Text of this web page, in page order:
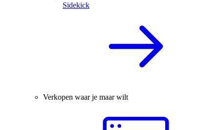
Sidekick
Verkopen waar je maar wilt